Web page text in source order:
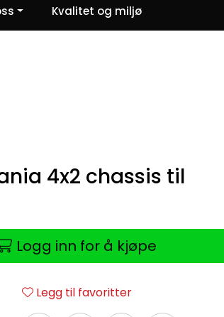
Om oss
Kvalitet og miljø
4x2 chassis til
Logg inn for å kjøpe
Legg til favoritter